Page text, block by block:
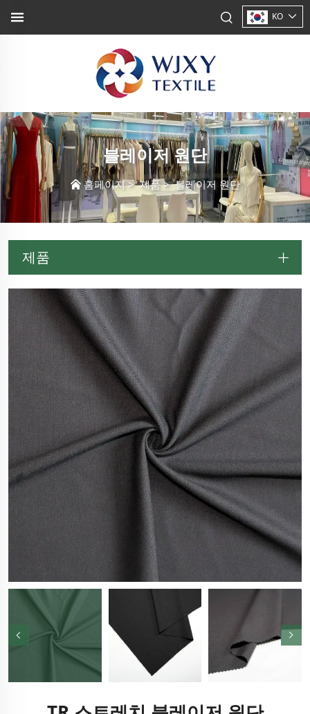
KO
블레이저 원단
홈페이지>제품>블레이저 원단
제품